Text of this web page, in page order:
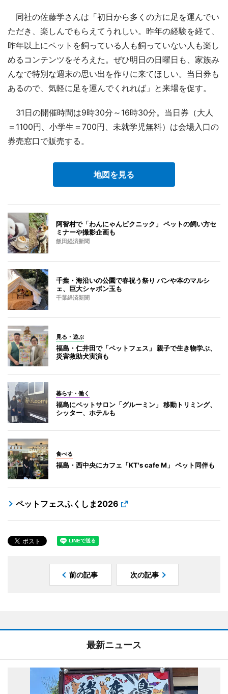
同社の佐藤学さんは「初日から多くの方に足を運んでい
ただき、楽しんでもらえてうれしい。昨年の経験を経て、
昨年以上にペットを飼っている人も飼っていない人も楽し
めるコンテンツをそろえた。ぜひ明日の日曜日も、家族み
んなで特別な週末の思い出を作りに来てほしい。当日券も
あるので、気軽に足を運んでくれれば」と来場を促す。
31日の開催時間は9時30分～16時30分。当日券（大人
＝1100円、小学生＝700円、未就学児無料）は会場入口の
券売窓口で販売する。
地図を見る
阿智村で「わんにゃんピクニック」 ペットの飼い方セ
ミナーや撮影企画も
飯田経済新聞
千葉・海沿いの公園で春祝う祭り パンや本のマルシ
ェ、巨大シャボン玉も
千葉経済新聞
見る・遊ぶ
福島・仁井田で「ペットフェス」 親子で生き物学ぶ、
災害救助犬実演も
暮らす・働く
福島にペットサロン「グルーミン」 移動トリミング、
シッター、ホテルも
食べる
福島・西中央にカフェ「KT's cafe M」 ペット同伴も
ペットフェスふくしま2026
前の記事 次の記事
最新ニュース